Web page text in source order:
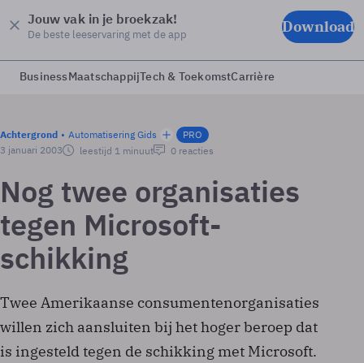
Jouw vak in je broekzak!
De beste leeservaring met de app Download
BusinessMaatschappijTech & ToekomstCarrière
Achtergrond Automatisering Gids
PRO
3 januari 2003
leestijd 1 minuut 0 reacties
Nog twee organisaties
tegen Microsoft-
schikking
Twee Amerikaanse consumentenorganisaties
willen zich aansluiten bij het hoger beroep dat
is ingesteld tegen de schikking met Microsoft.